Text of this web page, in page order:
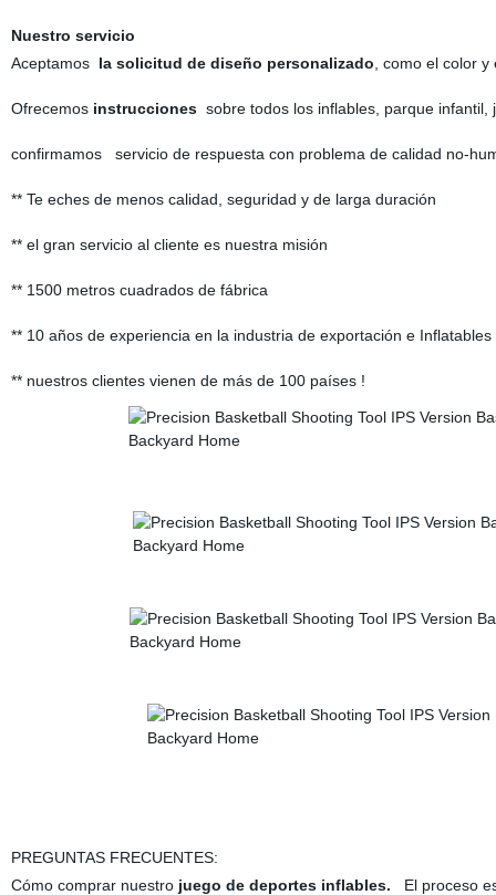
Nuestro servicio
Aceptamos la solicitud de diseño personalizado , como el color
Ofrecemosinstrucciones sobre todos los inflables, parque
confirmamos servicio de respuesta con problema de calidad no-
** Te eches de menos calidad, seguridad y de larga duración
** el gran servicio al cliente es nuestra misión
** 1500 metros cuadrados de fábrica
** 10 años de experiencia en la industria de exportación e Inflatables
** nuestros clientes vienen de más de 100 países !
PREGUNTAS FRECUENTES:
Cómo comprar nuestrojuego de deportes inflables. El proceso